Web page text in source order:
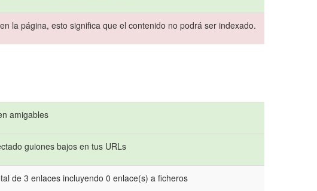
la página, esto significa que el contenido no podrá ser indexado.
amigables
guiones bajos en tus URLs
de 3 enlaces incluyendo 0 enlace(s) a ficheros